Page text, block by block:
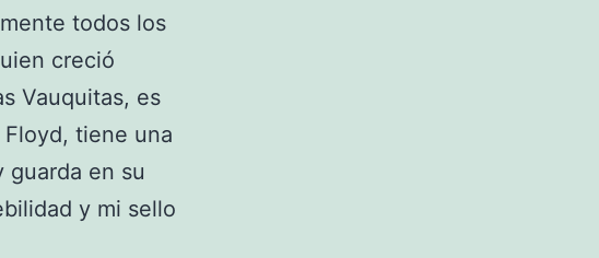
todos los
creció
Vauquitas, es
tiene una
guarda en su
y mi sello